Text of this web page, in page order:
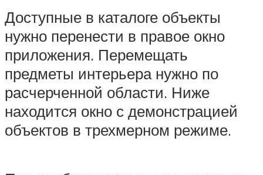
Доступные в каталоге объекты
нужно перенести в правое окно
приложения. Перемещать
предметы интерьера нужно по
расчерченной области. Ниже
находится окно с демонстрацией
объектов в трехмерном режиме.